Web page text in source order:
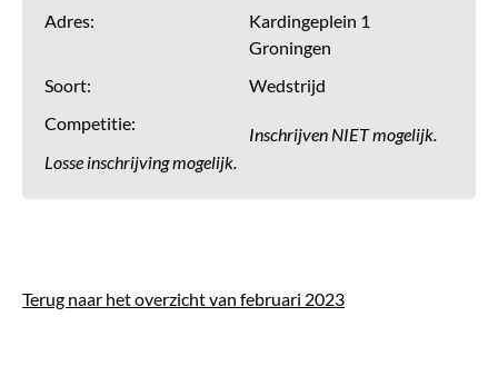
Adres:
Kardingeplein 1
Groningen
Soort:
Wedstrijd
Competitie:
Inschrijven NIET mogelijk.
Losse inschrijving mogelijk.
Terug naar het overzicht van februari 2023